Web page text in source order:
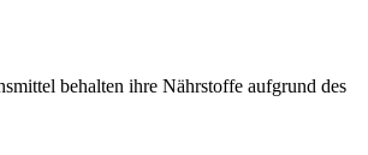
behalten ihre Nährstoffe aufgrund des